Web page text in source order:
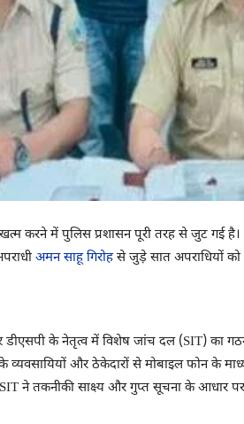
करने में पुलिस प्रशासन पूरी तरह से जुट गई
अमन साहू गिरोहसे जुड़े सात अपराधियों को
डीएसपी के नेतृत्व में विशेष जांच दल (SIT) का
व्यवसायियों और ठेकेदारों से मोबाइल फोन के
ने तकनीकी साक्ष्य और गुप्त सूचना के आधार पर